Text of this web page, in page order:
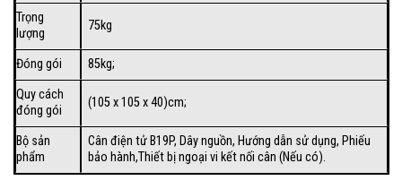
Trọng
lượng
75kg
Đóng gói
85kg;
Quy cách
đóng gói
(105 x 105 x 40)cm;
Bộ sản
phẩm
Cân điện tử B19P, Dây nguồn, Hướng dẫn sử dụng, Phiếu
bảo hành,Thiết bị ngoại vi kết nối cân (Nếu có).